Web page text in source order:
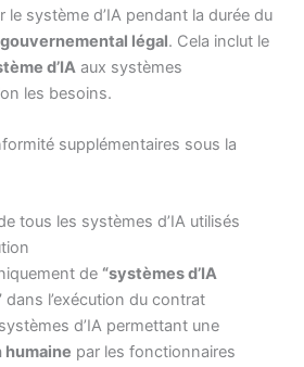
le système d’IA pendant la durée du
légal. Cela inclut le
d’IA aux systèmes
les besoins.
supplémentaires sous la
tous les systèmes d’IA utilisés
de “systèmes d’IA
dans l’exécution du contrat
d’IA permettant une
par les fonctionnaires